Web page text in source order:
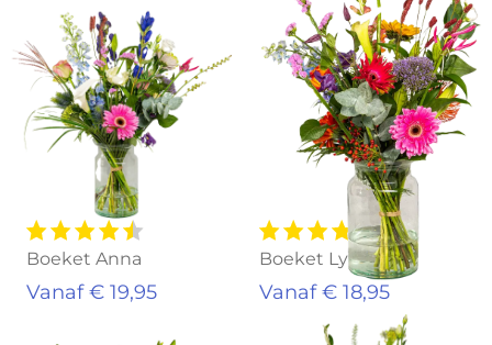
Boeket Anna
Vanaf € 19,95
Boeket Lynn
Vanaf € 18,95